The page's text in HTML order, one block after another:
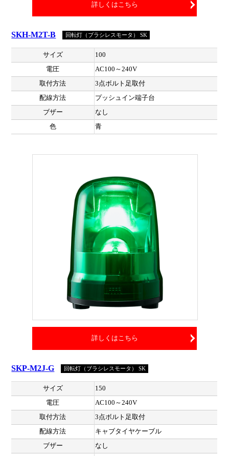
詳しくはこちら
SKH-M2T-B 回転灯（ブラシレスモータ） SK
サイズ
100
電圧
AC100～240V
取付方法
3点ボルト足取付
配線方法
プッシュイン端子台
ブザー
なし
色
青
詳しくはこちら
SKP-M2J-G 回転灯（ブラシレスモータ） SK
サイズ
150
電圧
AC100～240V
取付方法
3点ボルト足取付
配線方法
キャブタイヤケーブル
ブザー
なし